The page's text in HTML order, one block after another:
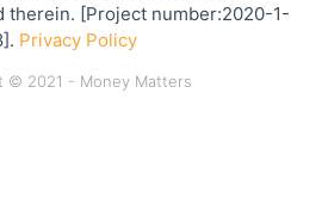
therein. [Project number:2020-1-
Privacy Policy
© 2021 - Money Matters